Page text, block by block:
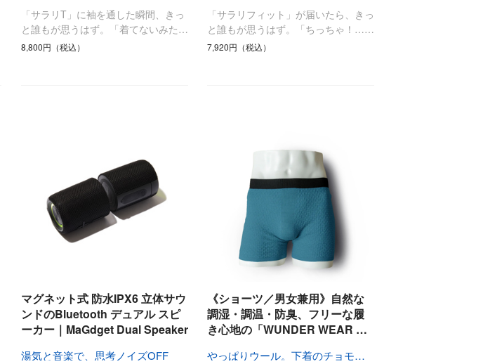
「サラリT」に袖を通した瞬間、きっ
と誰もが思うはず。「着てないみた…
8,800円（税込）
「サラリフィット」が届いたら、きっ
と誰もが思うはず。「ちっちゃ！……
7,920円（税込）
マグネット式 防水IPX6 立体サウ
ンドのBluetooth デュアル スピ
ーカー｜MaGdget Dual Speaker
湯気と音楽で、思考ノイズOFF
《ショーツ／男女兼用》自然な
調湿・調温・防臭、フリーな履
き心地の「WUNDER WEAR …
やっぱりウール。下着のチョモランマ！